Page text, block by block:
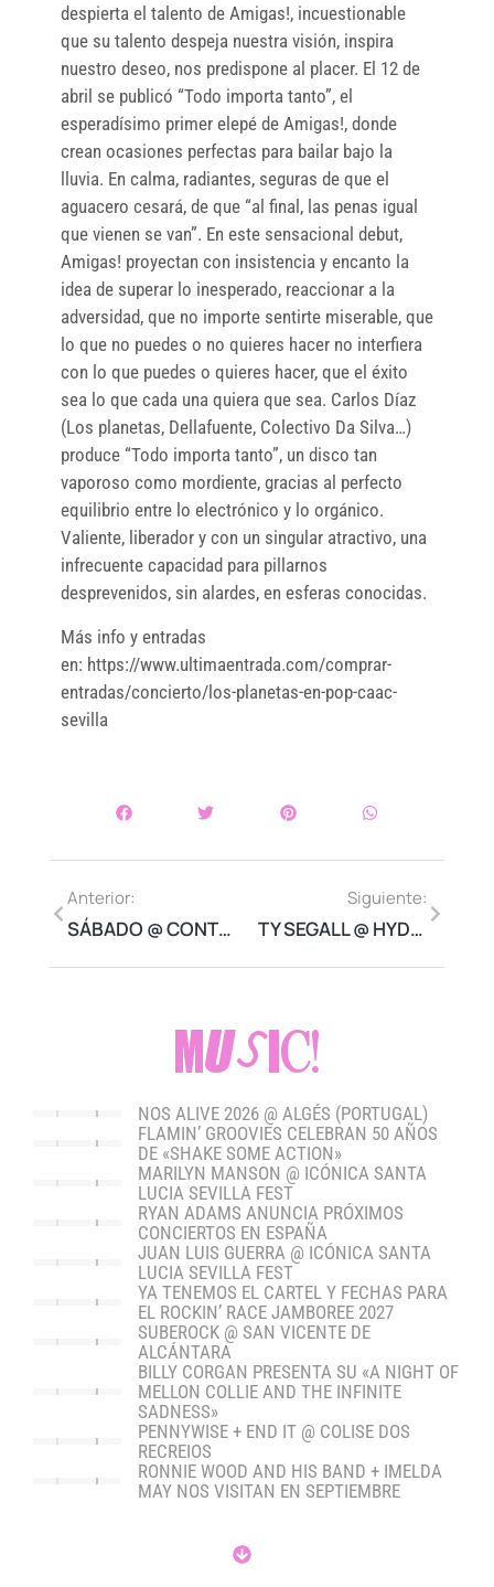
despierta el talento de Amigas!, incuestionable
que su talento despeja nuestra visión, inspira
nuestro deseo, nos predispone al placer. El 12 de
abril se publicó “Todo importa tanto”, el
esperadísimo primer elepé de Amigas!, donde
crean ocasiones perfectas para bailar bajo la
lluvia. En calma, radiantes, seguras de que el
aguacero cesará, de que “al final, las penas igual
que vienen se van”. En este sensacional debut,
Amigas! proyectan con insistencia y encanto la
idea de superar lo inesperado, reaccionar a la
adversidad, que no importe sentirte miserable, que
lo que no puedes o no quieres hacer no interfiera
con lo que puedes o quieres hacer, que el éxito
sea lo que cada una quiera que sea. Carlos Díaz
(Los planetas, Dellafuente, Colectivo Da Silva…)
produce “Todo importa tanto”, un disco tan
vaporoso como mordiente, gracias al perfecto
equilibrio entre lo electrónico y lo orgánico.
Valiente, liberador y con un singular atractivo, una
infrecuente capacidad para pillarnos
desprevenidos, sin alardes, en esferas conocidas.
Más info y entradas
en: https://www.ultimaentrada.com/comprar-
entradas/concierto/los-planetas-en-pop-caac-
sevilla
Anterior:
SÁBADO @ CONTEMPOPRANEA (OLIVENZA)
Siguiente:
TY SEGALL @ HYDROZAGADKA (VARSOVIA)
MUSIC!
NOS ALIVE 2026 @ ALGÉS (PORTUGAL)
FLAMIN’ GROOVIES CELEBRAN 50 AÑOS
DE «SHAKE SOME ACTION»
MARILYN MANSON @ ICÓNICA SANTA
LUCIA SEVILLA FEST
RYAN ADAMS ANUNCIA PRÓXIMOS
CONCIERTOS EN ESPAÑA
JUAN LUIS GUERRA @ ICÓNICA SANTA
LUCIA SEVILLA FEST
YA TENEMOS EL CARTEL Y FECHAS PARA
EL ROCKIN’ RACE JAMBOREE 2027
SUBEROCK @ SAN VICENTE DE
ALCÁNTARA
BILLY CORGAN PRESENTA SU «A NIGHT OF
MELLON COLLIE AND THE INFINITE
SADNESS»
PENNYWISE + END IT @ COLISE DOS
RECREIOS
RONNIE WOOD AND HIS BAND + IMELDA
MAY NOS VISITAN EN SEPTIEMBRE